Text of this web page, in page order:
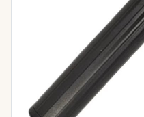
teinture tranche
repousser les
domaine de la
Stylo roller
praticité